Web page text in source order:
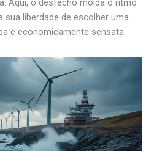
Aqui, o desfecho molda o ritmo
sua liberdade de escolher uma
e economicamente sensata.